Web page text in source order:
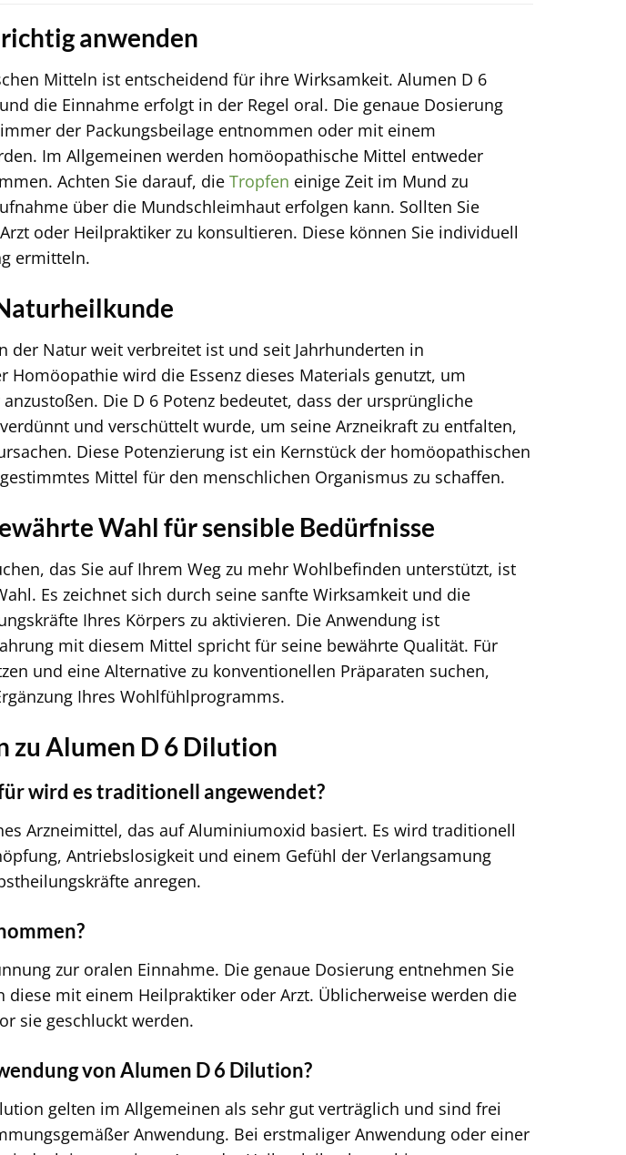
anwenden
Mitteln ist entscheidend für ihre Wirksamkeit. Alumen D 6
die Einnahme erfolgt in der Regel oral. Die genaue Dosierung
der Packungsbeilage entnommen oder mit einem
Im Allgemeinen werden homöopathische Mittel entweder
Achten Sie darauf, die Tropfen einige Zeit im Mund zu
über die Mundschleimhaut erfolgen kann. Sollten Sie
oder Heilpraktiker zu konsultieren. Diese können Sie individuell
ermitteln.
der Natur weit verbreitet ist und seit Jahrhunderten in
wird die Essenz dieses Materials genutzt, um
Die D 6 Potenz bedeutet, dass der ursprüngliche
und verschüttelt wurde, um seine Arzneikraft zu entfalten,
Diese Potenzierung ist ein Kernstück der homöopathischen
Mittel für den menschlichen Organismus zu schaffen.
Wahl für sensible Bedürfnisse
das Sie auf Ihrem Weg zu mehr Wohlbefinden unterstützt, ist
Es zeichnet sich durch seine sanfte Wirksamkeit und die
Ihres Körpers zu aktivieren. Die Anwendung ist
mit diesem Mittel spricht für seine bewährte Qualität. Für
und eine Alternative zu konventionellen Präparaten suchen,
Ihres Wohlfühlprogramms.
zu Alumen D 6 Dilution
wird es traditionell angewendet?
Arzneimittel, das auf Aluminiumoxid basiert. Es wird traditionell
Antriebslosigkeit und einem Gefühl der Verlangsamung
anregen.
zur oralen Einnahme. Die genaue Dosierung entnehmen Sie
diese mit einem Heilpraktiker oder Arzt. Üblicherweise werden die
sie geschluckt werden.
von Alumen D 6 Dilution?
gelten im Allgemeinen als sehr gut verträglich und sind frei
Anwendung. Bei erstmaliger Anwendung oder einer